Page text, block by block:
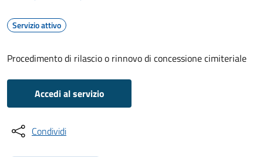
Servizio attivo
Procedimento di rilascio o rinnovo di concessione cimiteriale
Accedi al servizio
Condividi